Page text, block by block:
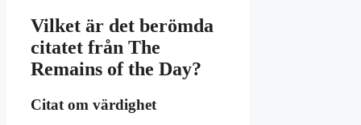
Vilket är det berömda
citatet från The
Remains of the Day?
Citat om värdighet